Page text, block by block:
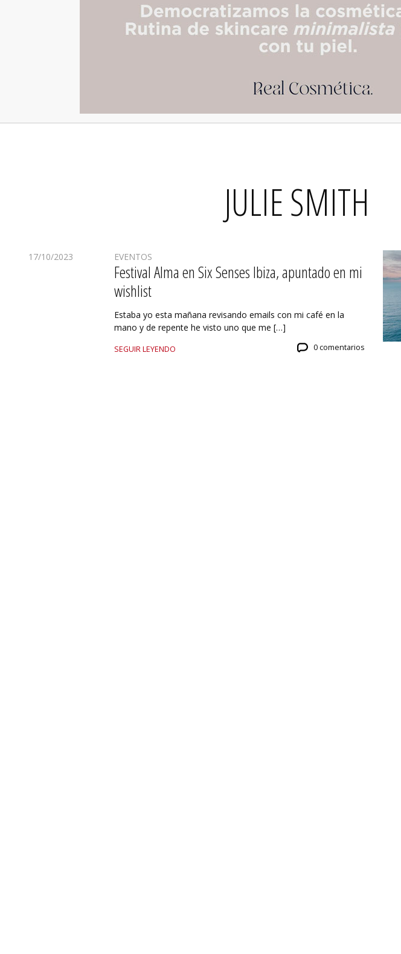
JULIE SMITH
17/10/2023 EVENTOS
Festival Alma en Six Senses Ibiza, apuntado en mi
wishlist
Estaba yo esta mañana revisando emails con mi café en la
mano y de repente he visto uno que me […]
SEGUIR LEYENDO 0 comentarios